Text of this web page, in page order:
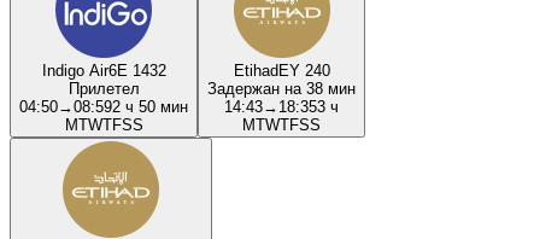
Indigo Air6E 1432
Прилетел
04:50→08:592 ч 50 мин
MTWTFSS
EtihadEY 240
Задержан на 38 мин
14:43→ 18:353 ч
MTWTFSS